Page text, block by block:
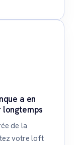
a en
longtemps
de la
votre loft